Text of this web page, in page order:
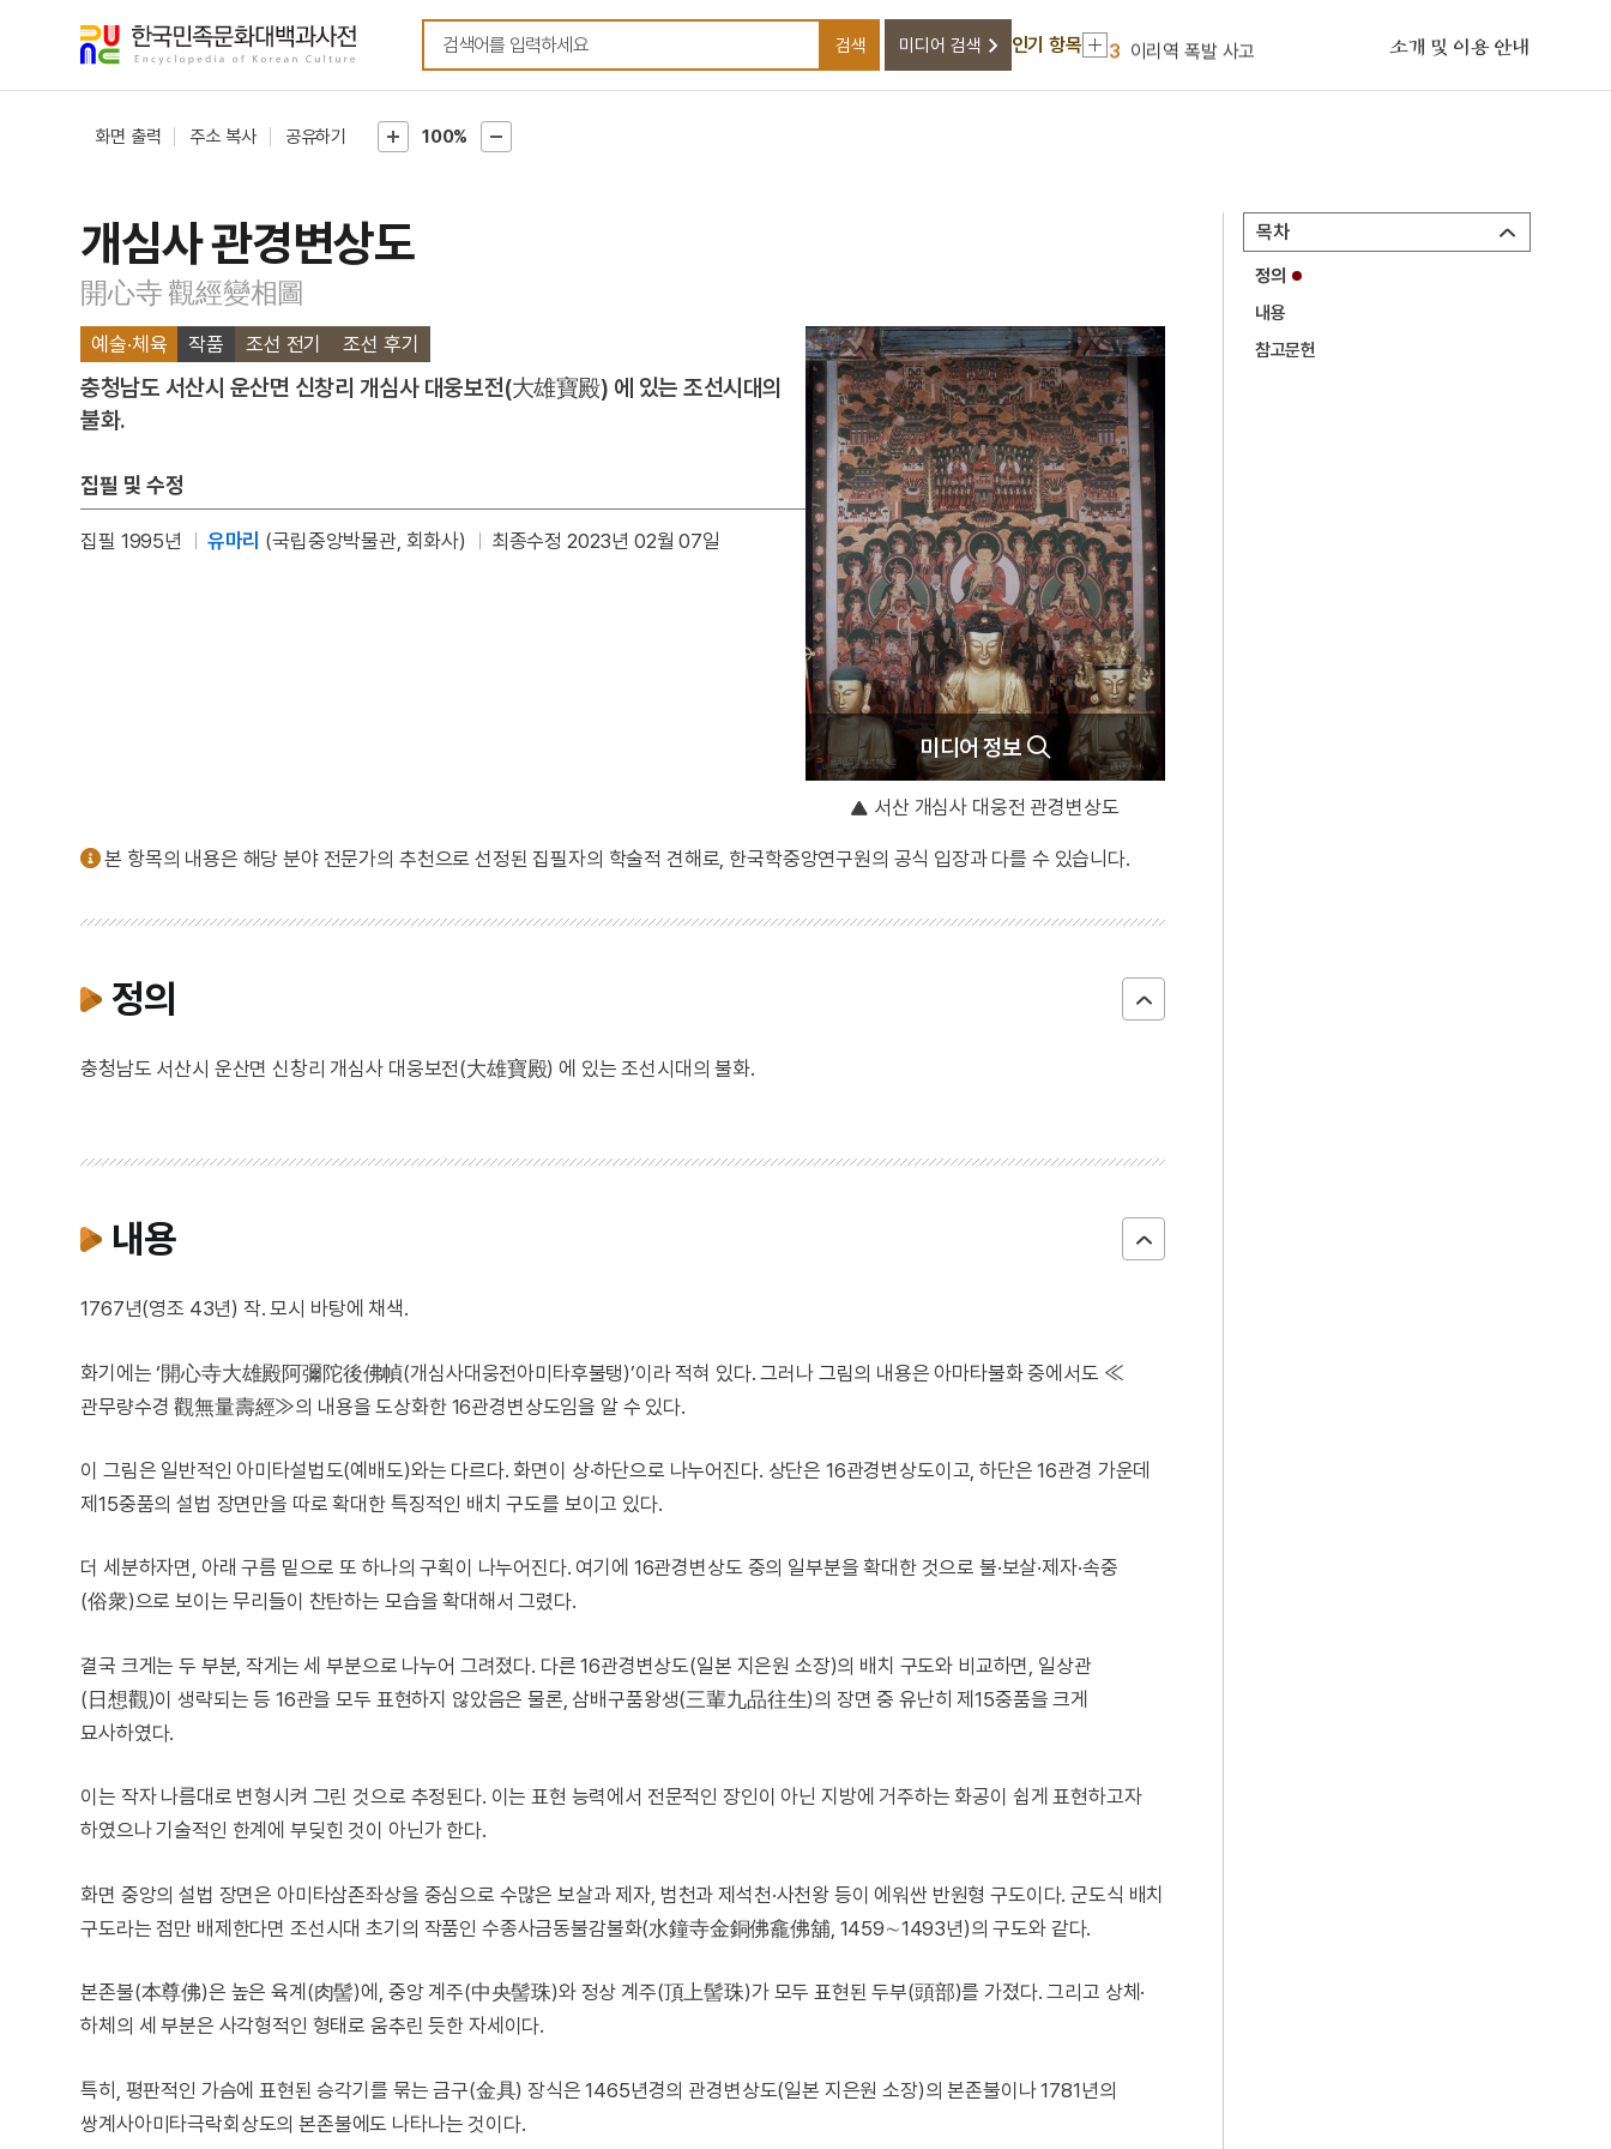
검색어를 입력하세요
검색 미디어 검색 인기 항목
3 이리역 폭발 사고
4 북조선임시인민위원회
경북대학교 상주캠퍼스
10 달서구
1 금성대군
2
신위
3 이리역 폭발 사고
4 북조선임시인민위원회
5 반야심경
6
7 경북대학교 상주캠퍼스
8 국방비
9 님의 침묵
10 달서구
소개 및 이용 안내
화면 출력 주소 복사 공유하기 100%
목차
정의
내용
참고문헌
개심사 관경변상도
開心寺 觀經變相圖
예술·체육 작품 조선 전기 조선 후기
충청남도 서산시 운산면 신창리 개심사 대웅보전(大雄寶殿) 에 있는 조선시대의
불화.
집필 및 수정
집필 1995년 유마리 (국립중앙박물관, 회화사) 최종수정 2023년 02월 07일
미디어 정보
서산 개심사 대웅전 관경변상도
본 항목의 내용은 해당 분야 전문가의 추천으로 선정된 집필자의 학술적 견해로, 한국학중앙연구원의 공식 입장과 다를 수 있습니다.
정의
충청남도 서산시 운산면 신창리 개심사 대웅보전(大雄寶殿) 에 있는 조선시대의 불화.
내용
1767년(영조 43년) 작. 모시 바탕에 채색.
화기에는 ‘開心寺大雄殿阿彌陀後佛幀(개심사대웅전아미타후불탱)’이라 적혀 있다. 그러나 그림의 내용은 아마타불화 중에서도 ≪
관무량수경 觀無量壽經≫의 내용을 도상화한 16관경변상도임을 알 수 있다.
이 그림은 일반적인 아미타설법도(예배도)와는 다르다. 화면이 상·하단으로 나누어진다. 상단은 16관경변상도이고, 하단은 16관경 가운데
제15중품의 설법 장면만을 따로 확대한 특징적인 배치 구도를 보이고 있다.
더 세분하자면, 아래 구름 밑으로 또 하나의 구획이 나누어진다. 여기에 16관경변상도 중의 일부분을 확대한 것으로 불·보살·제자·속중
(俗衆)으로 보이는 무리들이 찬탄하는 모습을 확대해서 그렸다.
결국 크게는 두 부분, 작게는 세 부분으로 나누어 그려졌다. 다른 16관경변상도(일본 지은원 소장)의 배치 구도와 비교하면, 일상관
(日想觀)이 생략되는 등 16관을 모두 표현하지 않았음은 물론, 삼배구품왕생(三輩九品往生)의 장면 중 유난히 제15중품을 크게
묘사하였다.
이는 작자 나름대로 변형시켜 그린 것으로 추정된다. 이는 표현 능력에서 전문적인 장인이 아닌 지방에 거주하는 화공이 쉽게 표현하고자
하였으나 기술적인 한계에 부딪힌 것이 아닌가 한다.
화면 중앙의 설법 장면은 아미타삼존좌상을 중심으로 수많은 보살과 제자, 범천과 제석천·사천왕 등이 에워싼 반원형 구도이다. 군도식 배치
구도라는 점만 배제한다면 조선시대 초기의 작품인 수종사금동불감불화(水鐘寺金銅佛龕佛舖, 1459∼1493년)의 구도와 같다.
본존불(本尊佛)은 높은 육계(肉髻)에, 중앙 계주(中央髻珠)와 정상 계주(頂上髻珠)가 모두 표현된 두부(頭部)를 가졌다. 그리고 상체·
하체의 세 부분은 사각형적인 형태로 움추린 듯한 자세이다.
특히, 평판적인 가슴에 표현된 승각기를 묶는 금구(金具) 장식은 1465년경의 관경변상도(일본 지은원 소장)의 본존불이나 1781년의
쌍계사아미타극락회상도의 본존불에도 나타나는 것이다.